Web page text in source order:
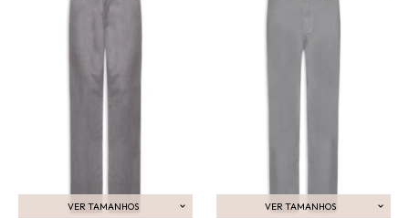
VER TAMANHOS
VER TAMANHOS